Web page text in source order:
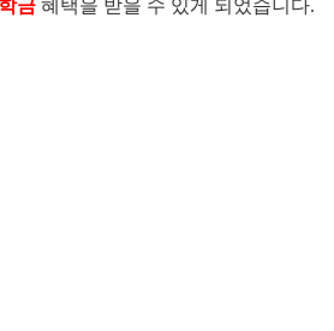
금 혜택을 받을 수 있게 되었습니다.